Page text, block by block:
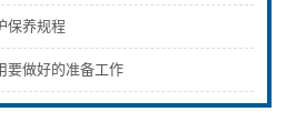
保养规程
要做好的准备工作